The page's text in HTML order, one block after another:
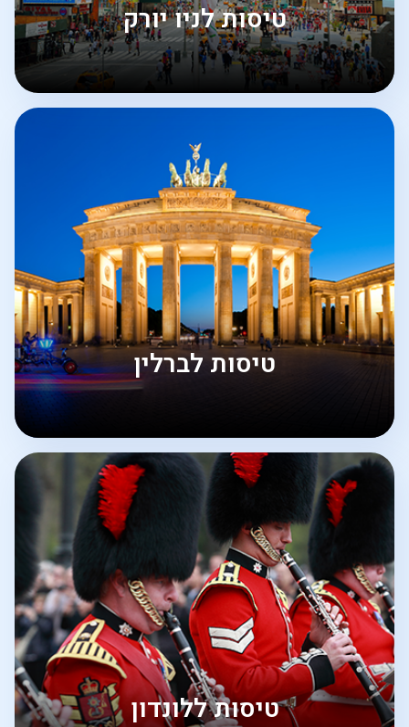
טיסות לניו יורק
טיסות לברלין
טיסות ללונדון